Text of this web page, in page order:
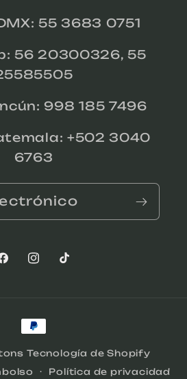
55 3683 0751
56 20300326, 55
998 185 7496
+502 3040
6763
Instagram
TikTok
Formas
pago
Tecnología de Shopify
Política de privacidad